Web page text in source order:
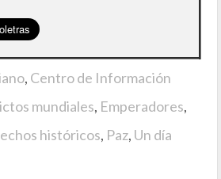
, Centro de Información
mundiales, Emperadores,
históricos, Paz, Un día